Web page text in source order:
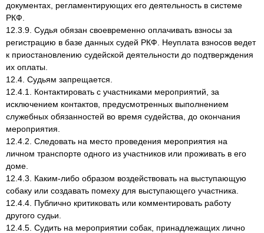
документах, регламентирующих его деятельность в системе
РКФ.
12.3.9. Судья обязан своевременно оплачивать взносы за
регистрацию в базе данных судей РКФ. Неуплата взносов ведет
к приостановлению судейской деятельности до подтверждения
их оплаты.
12.4. Судьям запрещается.
12.4.1. Контактировать с участниками мероприятий, за
исключением контактов, предусмотренных выполнением
служебных обязанностей во время судейства, до окончания
мероприятия.
12.4.2. Следовать на место проведения мероприятия на
личном транспорте одного из участников или проживать в его
доме.
12.4.3. Каким-либо образом воздействовать на выступающую
собаку или создавать помеху для выступающего участника.
12.4.4. Публично критиковать или комментировать работу
другого судьи.
12.4.5. Судить на мероприятии собак, принадлежащих лично